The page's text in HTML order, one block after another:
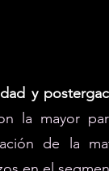
y
la mayor
de la